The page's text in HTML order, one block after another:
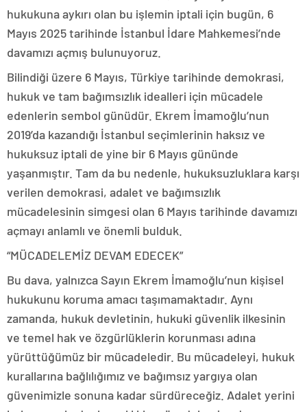
hukukuna aykırı olan bu işlemin iptali için bugün, 6
Mayıs 2025 tarihinde İstanbul İdare Mahkemesi’nde
davamızı açmış bulunuyoruz.
Bilindiği üzere 6 Mayıs, Türkiye tarihinde demokrasi,
hukuk ve tam bağımsızlık idealleri için mücadele
edenlerin sembol günüdür. Ekrem İmamoğlu’nun
2019’da kazandığı İstanbul seçimlerinin haksız ve
hukuksuz iptali de yine bir 6 Mayıs gününde
yaşanmıştır. Tam da bu nedenle, hukuksuzluklara karşı
verilen demokrasi, adalet ve bağımsızlık
mücadelesinin simgesi olan 6 Mayıs tarihinde davamızı
açmayı anlamlı ve önemli bulduk.
“MÜCADELEMİZ DEVAM EDECEK”
Bu dava, yalnızca Sayın Ekrem İmamoğlu’nun kişisel
hukukunu koruma amacı taşımamaktadır. Aynı
zamanda, hukuk devletinin, hukuki güvenlik ilkesinin
ve temel hak ve özgürlüklerin korunması adına
yürüttüğümüz bir mücadeledir. Bu mücadeleyi, hukuk
kurallarına bağlılığımız ve bağımsız yargıya olan
güvenimizle sonuna kadar sürdüreceğiz. Adalet yerini